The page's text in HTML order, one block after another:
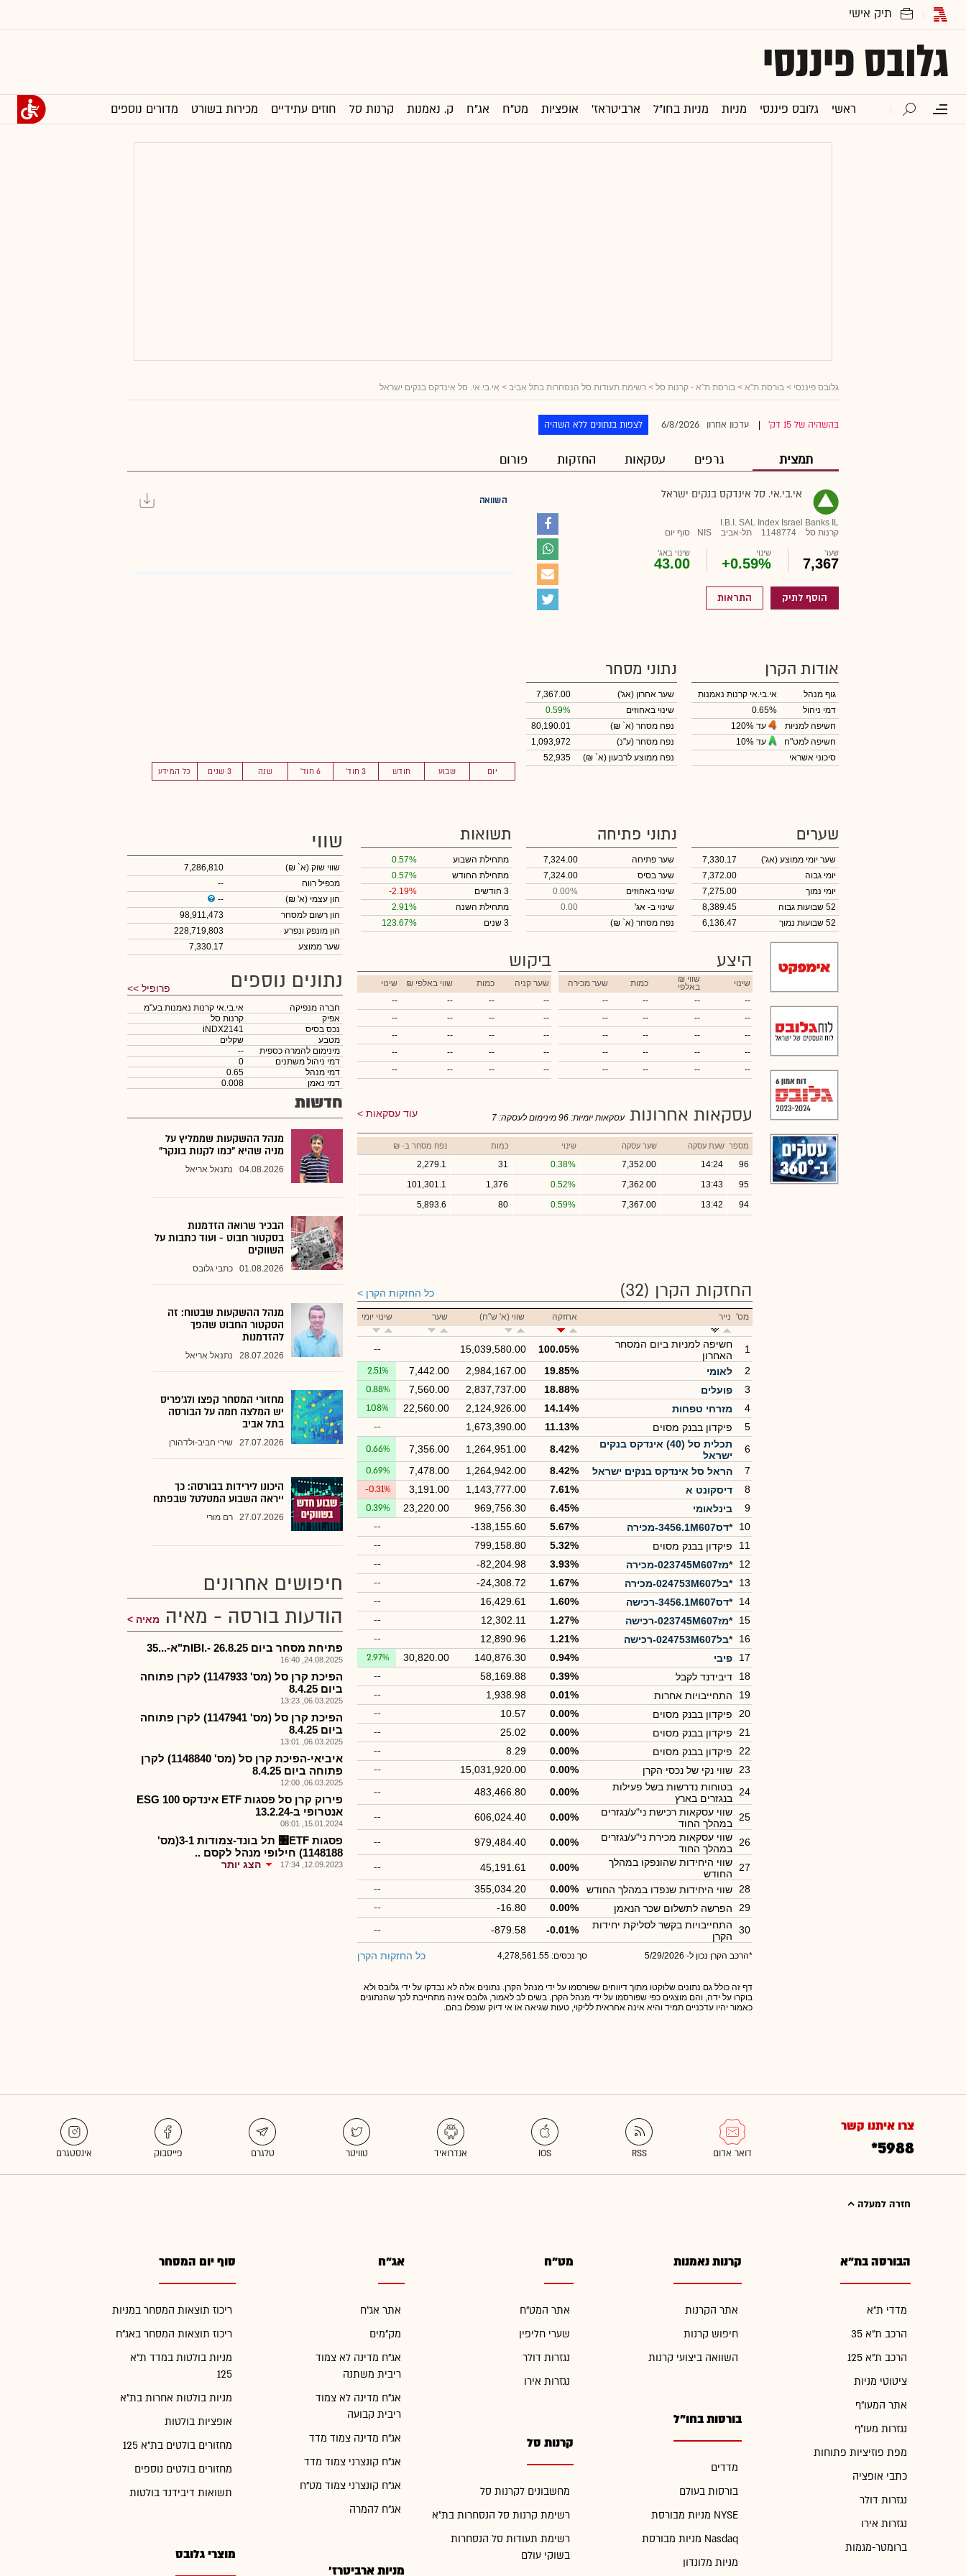
גלובס פיננסי
ראשי גלובס פיננסי מניות מניות בחו"ל ארביטראז' אופציות מט"ח אג"ח ק. נאמנות קרנות סל חוזים עתידיים מכירות בשורט מדורים נוספים
גלובס פיננסי > בורסת ת"א > בורסת ת"א - קרנות סל > רשימת תעודות סל הנסחרות בתל אביב > אי.בי.אי. סל אינדקס בנקים ישראל
בהשהיה של 15 דק' עדכון אחרון 6/8/2026 לצפות בנתונים ללא השהיה
תמצית גרפים עסקאות החזקות פורום
אי.בי.אי. סל אינדקס בנקים ישראל
I.B.I. SAL Index Israel Banks IL
קרנות סל
1148774 תל-אביב NIS סוף יום
שער
7,367
שינוי
+0.59%
שינוי באג'
43.00
הוסף לתיק התראות
השוואה
יום שבוע חודש 3 חוד' 6 חוד' שנה 3 שנים כל המידע
אודות הקרן
גוף מנהל
אי.בי.אי קרנות נאמנות
דמי ניהול
0.65%
חשיפה למניות
עד 120%
חשיפה למט"ח
עד 10%
סיכוני אשראי
נתוני מסחר
שער אחרון (אג')
7,367.00
שינוי באחוזים
0.59%
נפח מסחר (א` ₪)
80,190.01
נפח מסחר (ע"נ)
1,093,972
נפח ממוצע לרבעון (א` ₪)
52,935
שערים
שער יומי ממוצע (אג')
7,330.17
יומי גבוה
7,372.00
יומי נמוך
7,275.00
52 שבועות גבוה
8,389.45
52 שבועות נמוך
6,136.47
נתוני פתיחה
שער פתיחה
7,324.00
שער בסיס
7,324.00
שינוי באחוזים
0.00%
שינוי ב- אג'
0.00
נפח מסחר (א` ₪)
תשואות
מתחילת השבוע
0.57%
מתחילת החודש
0.57%
3 חודשים
-2.19%
מתחילת השנה
2.91%
3 שנים
123.67%
היצע
שינוי ₪ שווי
באלפי כמות
שער מכירה
--
--
--
--
--
--
--
--
--
--
--
--
--
--
--
--
--
--
--
--
ביקוש
שער קניה כמות ₪ שווי באלפי
שינוי
--
--
--
--
--
--
--
--
--
--
--
--
--
--
--
--
--
--
--
--
עסקאות אחרונות עוד עסקאות עסקאות יומיות: 96 מינימום לעסקה: 7
מספר שעת עסקה שער עסקה שינוי כמות נפח מסחר ב- ₪
96
14:24
7,352.00
0.38%
31
2,279.1
95
13:43
7,362.00
0.52%
1,376
101,301.1
94
13:42
7,367.00
0.59%
80
5,893.6
החזקות הקרן (32) כל החזקות הקרן
מס' נייר אחזקה שווי (א' ש"ח) שער שינוי יומי
1
חשיפה למניות ביום המסחר
האחרון
100.05%
15,039,580.00
--
2
לאומי 19.85%
2,984,167.00
7,442.00
2.51%
3
פועלים 18.88%
2,837,737.00
7,560.00
0.88%
4
מזרחי טפחות 14.14%
2,124,926.00
22,560.00
1.08%
5
פיקדון בבנק מסוים 11.13%
1,673,390.00
--
6
תכלית סל (40) אינדקס בנקים
ישראל
8.42%
1,264,951.00
7,356.00
0.66%
7
הראל סל אינדקס בנקים ישראל 8.42%
1,264,942.00
7,478.00
0.69%
8
דיסקונט א 7.61%
1,143,777.00
3,191.00
-0.31%
9
בינלאומי 6.45%
969,756.30
23,220.00
0.39%
10
*דס3456.1M607-מכירה 5.67%
-138,155.60
--
11
פיקדון בבנק מסוים 5.32%
799,158.80
--
12
*מז023745M607-מכירה 3.93%
-82,204.98
--
13
*בל024753M607-מכירה 1.67%
-24,308.72
--
14
*דס3456.1M607-רכישה 1.60%
16,429.61
--
15
*מז023745M607-רכישה 1.27%
12,302.11
--
16
*בל024753M607-רכישה 1.21%
12,890.96
--
17
פיבי 0.94%
140,876.30
30,820.00
2.97%
18
דיבידנד לקבל 0.39%
58,169.88
--
19
התחייבויות אחרות 0.01%
1,938.98
--
20
פיקדון בבנק מסוים 0.00%
10.57
--
21
פיקדון בבנק מסוים 0.00%
25.02
--
22
פיקדון בבנק מסוים 0.00%
8.29
--
23
שווי נקי של נכסי הקרן 0.00%
15,031,920.00
--
24
בטוחות נדרשות בשל פעילות
בנגזרים בארץ
0.00%
483,466.80
--
25
שווי עסקאות רכישת ני"ע/נגזרים
במהלך החוד
0.00%
606,024.40
--
26
שווי עסקאות מכירת ני"ע/נגזרים
במהלך החוד
0.00%
979,484.40
--
27
שווי היחידות שהונפקו במהלך
החודש
0.00%
45,191.61
--
28
שווי היחידות שנפדו במהלך החודש 0.00%
355,034.20
--
29
הפרשה לתשלום שכר הנאמן 0.00%
-16.80
--
30
התחייבויות בקשר לסליקת יחידות
הקרן
-0.01%
-879.58
--
*הרכב הקרן נכון ל- 5/29/2026 סך נכסים: 4,278,561.55 כל החזקות הקרן
דף זה כולל גם נתונים שלוקטו מתוך דיווחים שפורסמו על ידי מנהל הקרן. נתונים אלה לא נבדקו על ידי גלובס ולא
בוקרו על ידה, והם מוצגים כפי שפורסמו על ידי מנהל הקרן. בשים לב לאמור, גלובס אינה מתחייבת לכך שהנתונים
כאמור יהיו עדכניים תמיד והיא אינה אחראית לליקוי, טעות שגיאה או אי דיוק שנפלו בהם.
שווי
שווי שוק (א` ₪)
7,286,810
מכפיל רווח
--
הון עצמי (א' ₪)
--
הון רשום למסחר
98,911,473
הון מונפק ונפרע
228,719,803
שער ממוצע
7,330.17
נתונים נוספים פרופיל >>
חברה מנפיקה
אי.בי.אי קרנות נאמנות בע"מ
אפיק
קרנות סל
נכס בסיס
iNDX2141
מטבע
שקלים
מינימום להמרה כספית
--
דמי ניהול משתנים
0
דמי מנהל
0.65
דמי נאמן
0.008
חדשות
מנהל ההשקעות שממליץ על
מניה שהיא "כמו לקנות בונקר"
04.08.2026 נתנאל אריאל
הבכיר שרואה הזדמנות
בסקטור חבוט - ועוד כתבות על
השווקים
01.08.2026 כתבי גלובס
מנהל ההשקעות שבטוח: זה
הסקטור החבוט שהפך
להזדמנות
28.07.2026 נתנאל אריאל
מחזורי המסחר קפצו ולג'פריס
יש המלצה חמה על הבורסה
בתל אביב
27.07.2026 שירי חביב-ולדהורן
היכונו לירידות בבורסה: כך
ייראה השבוע המטלטל שבפתח
27.07.2026 רם מורי
חיפושים אחרונים
הודעות בורסה - מאיה
מאיה
פתיחת מסחר ביום 26.8.25 -.IBIת"א-...35
24.08.2025, 16:40
הפיכת קרן סל (מס' 1147933) לקרן פתוחה
ביום 8.4.25
06.03.2025, 13:23
הפיכת קרן סל (מס' 1147941) לקרן פתוחה
ביום 8.4.25
06.03.2025, 13:01
איביאי-הפיכת קרן סל (מס' 1148840) לקרן
פתוחה ביום 8.4.25
06.03.2025, 12:00
פירוק קרן סל פסגות ETF אינדקס 100 ESG
אנטרופי ב-13.2.24
15.01.2024, 08:01
פסגות ETF׮ תל בונד-צמודות 3-1(מס'
1148188) חילופי מנהל לקסם ..
12.09.2023, 17:34 הצג יותר
צרו איתנו קשר
*5988
חזרה למעלה
הבורסה בת"א
מדדי ת"א
הרכב ת"א 35
הרכב ת"א 125
ציטוטי מניות
אתר המעו"ף
נגזרות מעו"ף
מפת פוזיציות פתוחות
כתבי אופציה
נגזרות דולר
נגזרות אירו
ברומטר-מגמות
קרנות נאמנות
אתר הקרנות
חיפוש קרנות
השוואה ביצועי קרנות
בורסות בחו"ל
מדדים
בורסות בעולם
מניות מבורסת NYSE
מניות מבורסת Nasdaq
מניות מלונדון
מט"ח
אתר המט"ח
שערי חליפין
נגזרות דולר
נגזרות אירו
קרנות סל
מחשבונים לקרנות סל
רשימת קרנות סל הנסחרות בת"א
רשימת תעודות סל הנסחרות
בשוקי עולם
אג"ח
אתר אג"ח
מק"מים
אג"ח מדינה לא צמוד
ריבית משתנה
אג"ח מדינה לא צמוד
ריבית קבועה
אג"ח מדינה צמוד מדד
אג"ח קונצרני צמוד מדד
אג"ח קונצרני צמוד מט"ח
אג"ח להמרה
מניות ארביטרז'
סוף יום המסחר
ריכוז תוצאות המסחר במניות
ריכוז תוצאות המסחר באג"ח
מניות בולטות במדד ת"א
125
מניות בולטות אחרות בת"א
אופציות בולטות
מחזורים בולטים בת"א 125
מחזורים בולטים נוספים
תשואות דיבידנד בולטות
מוצרי גלובס